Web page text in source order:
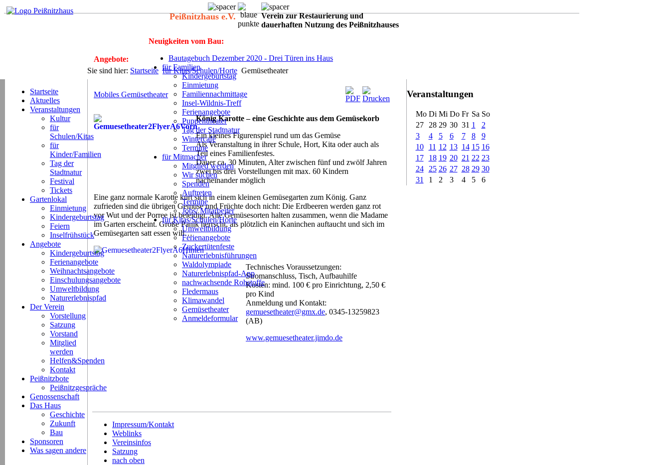
Peißnitzhaus e.V.
Verein zur Restaurierung und
dauerhaften Nutzung des Peißnitzhauses
Neuigkeiten vom Bau:
Bautagebuch Dezember 2020 - Drei Türen ins Haus
für Familien
Kindergeburtstag
Einmietung
Familiennachmittage
Insel-Wildnis-Treff
Ferienangebote
Puppentheater
Tag der Stadtnatur
Wintercafé
Termine
für Mitmacher
Mitglied werden
Wir suchen
Spenden
Auftreten
Termine
Jobs/ Mitarbeiter
für Kitas/Schulen/Horte
Umweltbildung
Ferienangebote
Zuckertütenfeste
Naturerlebnisführungen
Waldolympiade
Naturerlebnispfad-App
nachwachsende Rohstoffe
Fledermaus
Klimawandel
Gemüsetheater
Anmeldeformular
Angebote:
Sie sind hier: Startseite für Kitas/Schulen/Horte Gemüsetheater
Startseite
Aktuelles
Veranstaltungen
Kultur
für
Schulen/Kitas
für
Kinder/Familien
Tag der
Stadtnatur
Festival
Tickets
Gartenlokal
Einmietung
Kindergeburtstag
Feiern
Inselfrühstück
Angebote
Kindergeburtstag
Ferienangebote
Weihnachtsangebote
Einschulungsangebote
Umweltbildung
Naturerlebnispfad
Der Verein
Vorstellung
Satzung
Vorstand
Mitglied
werden
Helfen&Spenden
Kontakt
Peißnitzbote
Peißnitzgespräche
Genossenschaft
Das Haus
Geschichte
Zukunft
Bau
Sponsoren
Was sagen andere
Veranstaltungen
Mo Di Mi Do Fr Sa So
27
28 29 30 31 1
2
3
4 5 6 7 8
9
10
11 12 13 14 15 16
17
18 19 20 21 22 23
24
25 26 27 28 29 30
31
1 2 3 4 5 6
Mobiles Gemüsetheater
König Karotte – eine Geschichte aus dem Gemüsekorb
Ein kleines Figurenspiel rund um das Gemüse
Als Veranstaltung in ihrer Schule, Hort, Kita oder auch als
Teil eines Familienfestes.
Dauer ca. 30 Minuten, Alter zwischen fünf und zwölf Jahren
zwei bis drei Vorstellungen mit max. 60 Kindern
nacheinander möglich
Eine ganz normale Karotte kürt sich in einem kleinen Gemüsegarten zum König. Ganz
zufrieden sind die übrigen Gemüse und Früchte doch nicht: Die Erdbeeren werden ganz rot
vor Wut und der Porree ist beleidigt. Alle Gemüsesorten halten zusammen, wenn die Madame
im Garten erscheint. Große Panik herrscht, als plötzlich ein Kaninchen auftaucht und sich im
Gemüsegarten satt essen will…
Technisches Voraussetzungen:
Stromanschluss, Tisch, Aufbauhilfe
Kosten: mind. 100 € pro Einrichtung, 2,50 €
pro Kind
Anmeldung und Kontakt:
gemuesetheater@gmx.de, 0345-13259823
(AB)
www.gemuesetheater.jimdo.de
Impressum/Kontakt
Weblinks
Vereinsinfos
Satzung
nach oben